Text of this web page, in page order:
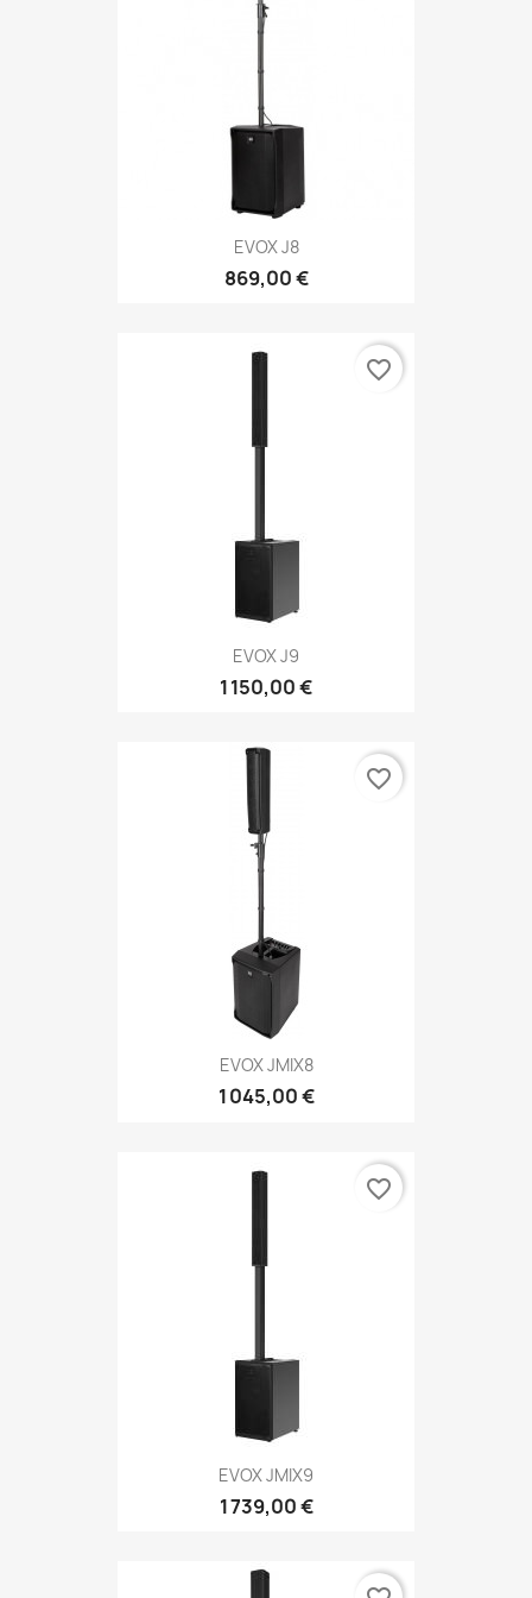
EVOX J8
869,00 €
EVOX J9
1 150,00 €
favorite_border
EVOX JMIX8
1 045,00 €
favorite_border
EVOX JMIX9
1 739,00 €
favorite_border